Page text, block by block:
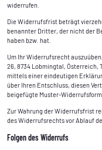
widerrufen.
Die Widerrufsfrist beträgt
benannter Dritter, der nicht der
haben bzw. hat.
Um Ihr Widerrufsrecht
26, 8734 Lobmingtal, Österreich,
mittels einer eindeutigen
über Ihren Entschluss, diesen
beigefügte Muster-
Zur Wahrung der Widerrufsfrist
des Widerrufsrechts vor Ablauf
Folgen des Widerrufs